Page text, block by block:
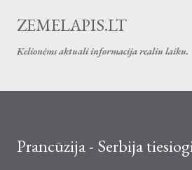
Skip to main
ZEMELAPIS.LT
Kelionėms aktuali informacija realiu laiku.
Prancūzija - Serbija